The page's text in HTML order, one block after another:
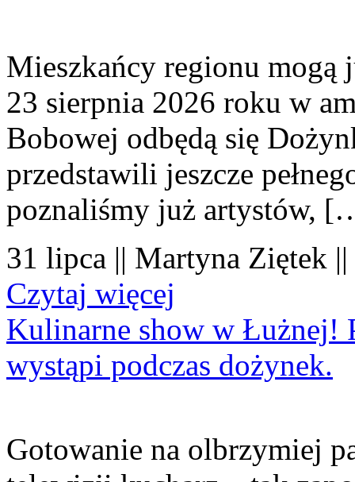
Mieszkańcy regionu mogą
23 sierpnia 2026 roku w
Bobowej odbędą się
przedstawili jeszcze
poznaliśmy już artystów,
31 lipca || Martyna Ziętek
Czytaj więcej
Kulinarne show w Łużnej!
wystąpi podczas dożynek.
Gotowanie na olbrzymiej